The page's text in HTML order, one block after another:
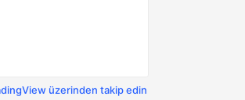
üzerinden takip edin